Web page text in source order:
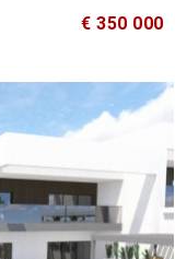
€ 350 000